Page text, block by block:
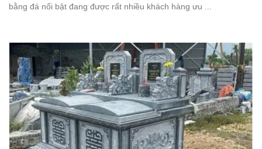
bằng đá nổi bật đang được rất nhiều khách hàng ưu ...